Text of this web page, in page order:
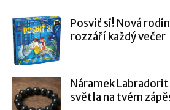
Posviť si! Nová
rozzáří každý večer
Náramek
světla na tvém